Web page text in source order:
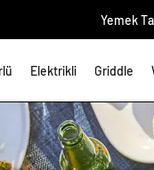
Yemek
Elektrikli Griddle